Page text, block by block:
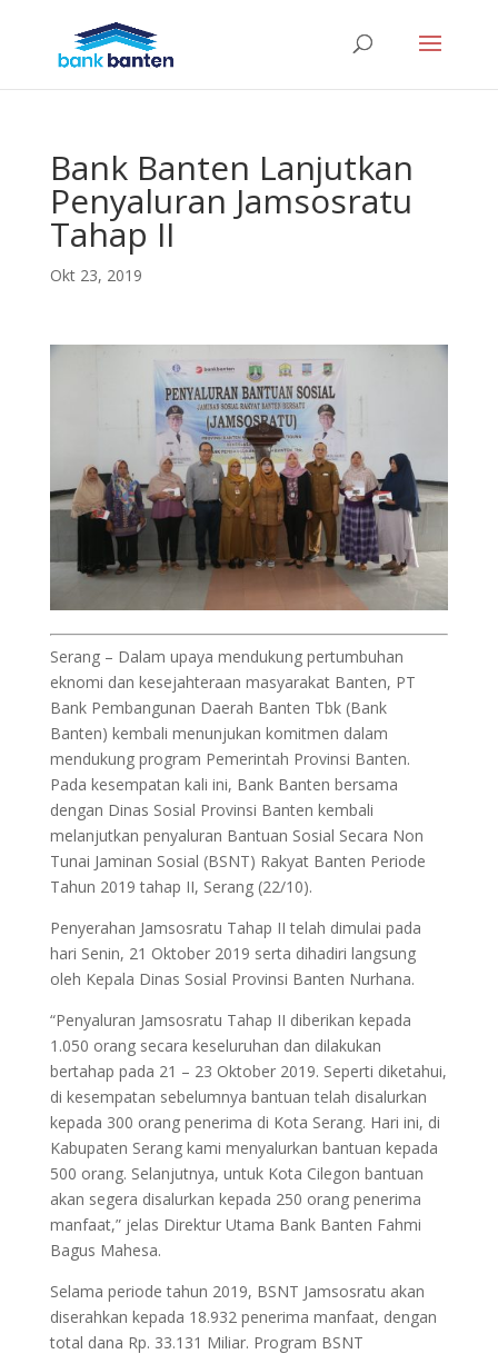
Bank Banten Lanjutkan
Penyaluran Jamsosratu
Tahap II
Okt 23, 2019
Serang – Dalam upaya mendukung pertumbuhan
eknomi dan kesejahteraan masyarakat Banten, PT
Bank Pembangunan Daerah Banten Tbk (Bank
Banten) kembali menunjukan komitmen dalam
mendukung program Pemerintah Provinsi Banten.
Pada kesempatan kali ini, Bank Banten bersama
dengan Dinas Sosial Provinsi Banten kembali
melanjutkan penyaluran Bantuan Sosial Secara Non
Tunai Jaminan Sosial (BSNT) Rakyat Banten Periode
Tahun 2019 tahap II, Serang (22/10).
Penyerahan Jamsosratu Tahap II telah dimulai pada
hari Senin, 21 Oktober 2019 serta dihadiri langsung
oleh Kepala Dinas Sosial Provinsi Banten Nurhana.
“Penyaluran Jamsosratu Tahap II diberikan kepada
1.050 orang secara keseluruhan dan dilakukan
bertahap pada 21 – 23 Oktober 2019. Seperti diketahui,
di kesempatan sebelumnya bantuan telah disalurkan
kepada 300 orang penerima di Kota Serang. Hari ini, di
Kabupaten Serang kami menyalurkan bantuan kepada
500 orang. Selanjutnya, untuk Kota Cilegon bantuan
akan segera disalurkan kepada 250 orang penerima
manfaat,” jelas Direktur Utama Bank Banten Fahmi
Bagus Mahesa.
Selama periode tahun 2019, BSNT Jamsosratu akan
diserahkan kepada 18.932 penerima manfaat, dengan
total dana Rp. 33.131 Miliar. Program BSNT